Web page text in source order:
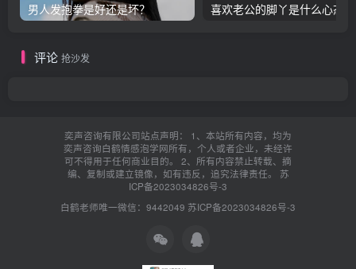
男人发抱拳是好还是坏？
评论 抢沙发
奕声咨询有限公司站点声明： 1、本站所有内容，均为
奕声咨询白鹤情感泡学网所有，个人或者企业，未经许
可不得用于任何商业目的。 2、所有内容禁止转载、摘
编、复制或建立镜像，如有违反，追究法律责任。 苏
ICP备2023034826号-3
白鹤老师唯一微信：9442049 苏ICP备2023034826号-3